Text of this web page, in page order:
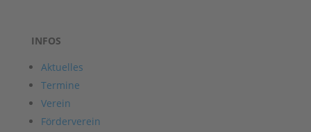
INFOS
Aktuelles
Termine
Verein
Förderverein